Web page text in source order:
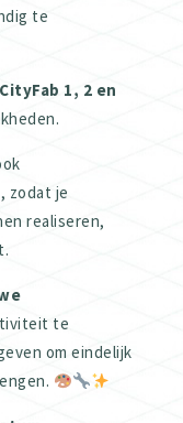
te
1, 2 en
, zodat je
realiseren,
te
om eindelijk